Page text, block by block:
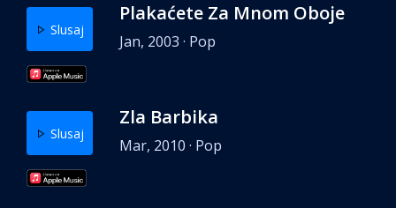
Slusaj
Plakaćete Za Mnom Oboje
Jan, 2003 · Pop
Slusaj
Zla Barbika
Mar, 2010 · Pop